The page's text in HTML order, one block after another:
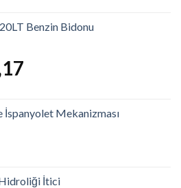
Benzin Bidonu
İspanyolet Mekanizması
İtici